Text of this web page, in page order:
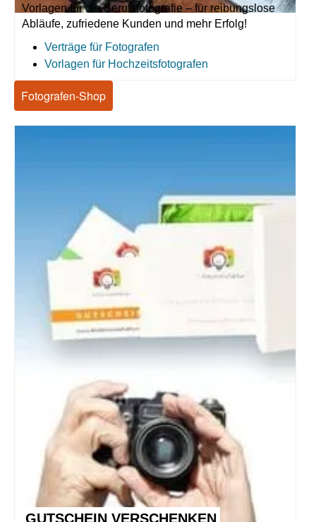
Vorlagen für die Berufsfotografie – für reibungslose
Abläufe, zufriedene Kunden und mehr Erfolg!
Verträge für Fotografen
Vorlagen für Hochzeitsfotografen
Fotografen-Shop
GUTSCHEIN VERSCHENKEN